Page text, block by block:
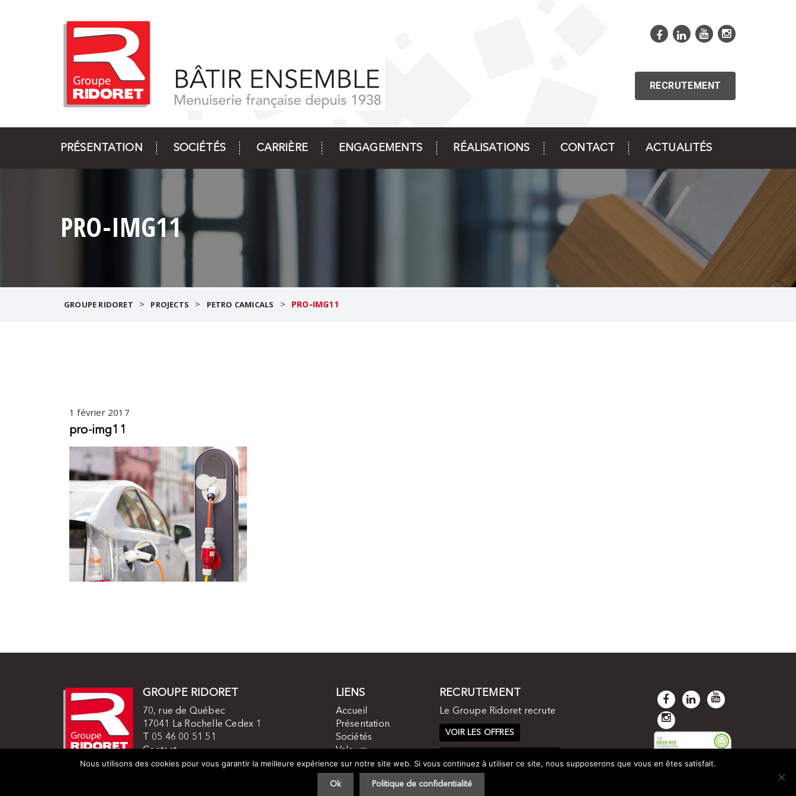
RECRUTEMENT
PRÉSENTATION SOCIÉTÉS CARRIÈRE ENGAGEMENTS RÉALISATIONS CONTACT ACTUALITÉS
PRO-IMG11
GROUPE RIDORET > PROJECTS > PETRO CAMICALS > PRO-IMG11
1 février 2017
pro-img11
GROUPE RIDORET
70, rue de Québec
17041 La Rochelle Cedex 1
T 05 46 00 51 51
Contact
Mentions légales
LIENS
Accueil
Présentation
Sociétés
Valeurs
Histoire
Contact
RECRUTEMENT
Le Groupe Ridoret recrute
VOIR LES OFFRES
Nous utilisons des cookies pour vous garantir la meilleure expérience sur notre site web. Si vous continuez à utiliser ce site, nous supposerons que vous en êtes satisfait.
Ok Politique de confidentialité